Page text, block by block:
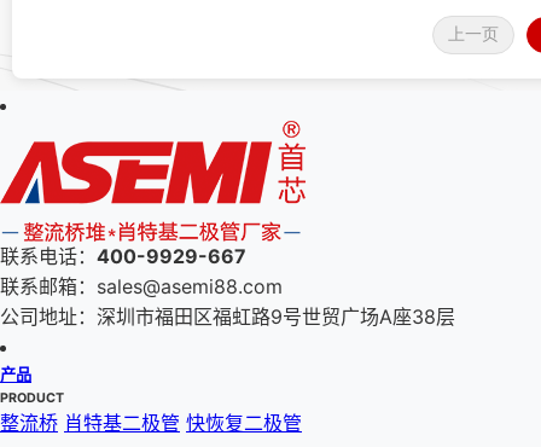
联系电话： 400-9929-667
联系邮箱：sales@asemi88.com
公司地址：深圳市福田区福虹路9号世贸广场A座38层
产品
PRODUCT
整流桥 肖特基二极管 快恢复二极管